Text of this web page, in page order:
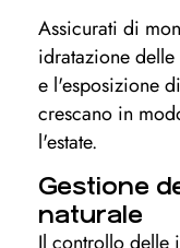
Assicurati di
idratazione
e l'esposizione
crescano in
l'estate.
Gestione
naturale